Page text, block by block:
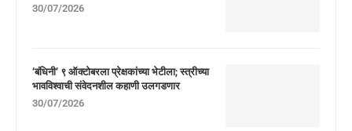
30/07/2026
‘बंधिनी’ ९ ऑक्टोबरला प्रेक्षकांच्या भेटीला; स्त्रीच्या
भावविश्वाची संवेदनशील कहाणी उलगडणार
30/07/2026